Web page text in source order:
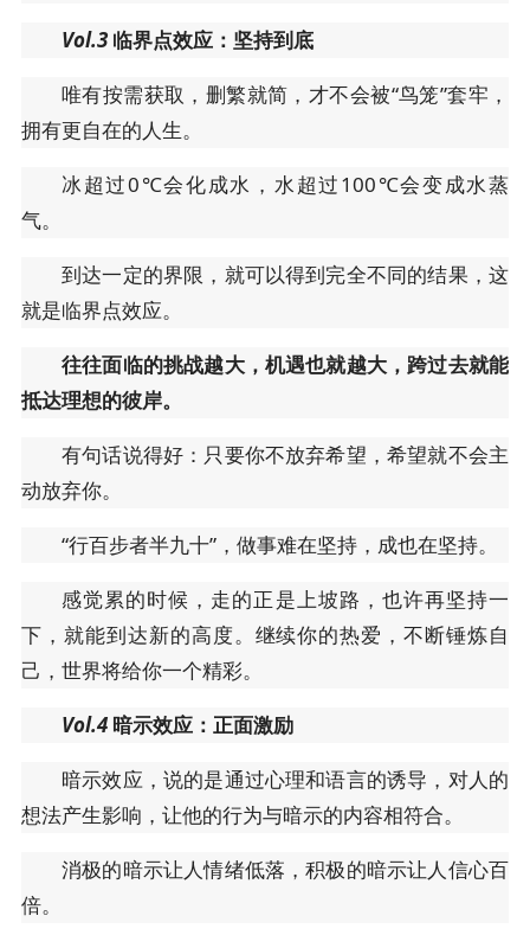
Vol.3 临界点效应：坚持到底
唯有按需获取，删繁就简，才不会被“鸟笼”套牢，
拥有更自在的人生。
冰超过0℃会化成水，水超过100℃会变成水蒸
气。
到达一定的界限，就可以得到完全不同的结果，这
就是临界点效应。
往往面临的挑战越大，机遇也就越大，跨过去就能
抵达理想的彼岸。
有句话说得好：只要你不放弃希望，希望就不会主
动放弃你。
“行百步者半九十”，做事难在坚持，成也在坚持。
感觉累的时候，走的正是上坡路，也许再坚持一
下，就能到达新的高度。继续你的热爱，不断锤炼自
己，世界将给你一个精彩。
Vol.4 暗示效应：正面激励
暗示效应，说的是通过心理和语言的诱导，对人的
想法产生影响，让他的行为与暗示的内容相符合。
消极的暗示让人情绪低落，积极的暗示让人信心百
倍。